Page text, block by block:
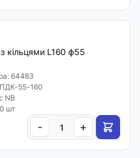
кільцями L160 ф55
64483
ПДК-55-160
NB
шт
- +